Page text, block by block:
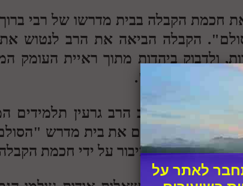
חכמת הקבלה בבית מדרשו של רבי
הקבלה הביאה את הרב לנטוש את
ולדבוק ביהדות מתוך ראיית העומק
של בעל ה"סולם".
החל משנת 2002 התקבץ סביב הרב גרעין
החליטו להקים את בית מדרש
ואהבה לכלל הציבור על ידי חכמת
לאתר על